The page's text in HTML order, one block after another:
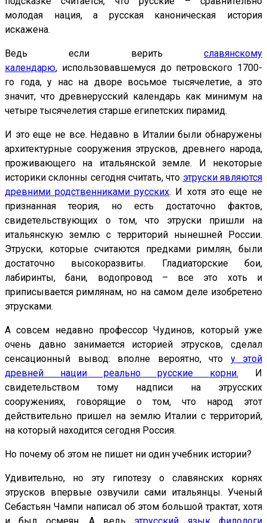
молодая нация, а русская каноническая история
искажена.
Ведь если верить славянскому
календарю, использовавшемуся до петровского 1700-
го года, у нас на дворе восьмое тысячелетие, а это
значит, что древнерусский календарь как минимум на
четыре тысячелетия старше египетских пирамид.
И это еще не все. Недавно в Италии были обнаружены
архитектурные сооружения этрусков, древнего народа,
проживающего на итальянской земле. И некоторые
историки склонны сегодня считать, что этруски являются
древними родственниками русских. И хотя это еще не
признанная теория, но есть достаточно фактов,
свидетельствующих о том, что этруски пришли на
итальянскую землю с территорий нынешней России.
Этруски, которые считаются предками римлян, были
достаточно высокоразвиты. Гладиаторские бои,
лабиринты, бани, водопровод – все это хоть и
приписывается римлянам, но на самом деле изобретено
этрусками.
А совсем недавно профессор Чудинов, который уже
очень давно занимается историей этрусков, сделал
сенсационный вывод: вполне вероятно, что у этой
древней нации реально русские корни. И
свидетельством тому надписи на этрусских
сооружениях, говорящие о том, что народ этот
действительно пришел на землю Италии с территорий,
на который находится сегодня Россия.
Но почему об этом не пишет ни один учебник истории?
Удивительно, но эту гипотезу о славянских корнях
этрусков впервые озвучили сами итальянцы. Ученый
Себастьян Чампи написал об этом большой трактат, хотя